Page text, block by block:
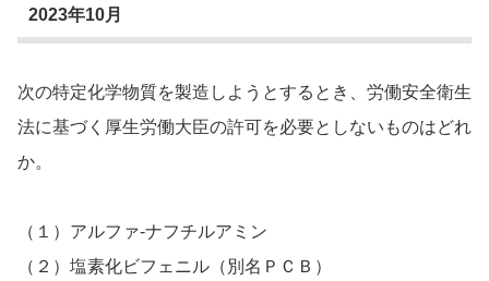
2023年10月
次の特定化学物質を製造しようとするとき、労働安全衛生
法に基づく厚生労働大臣の許可を必要としないものはどれ
か。
（１）アルファ-ナフチルアミン
（２）塩素化ビフェニル（別名ＰＣＢ）